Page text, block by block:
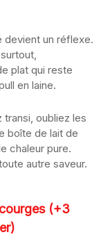
devient un réflexe.
plat qui reste
en laine.
oubliez les
boîte de lait de
chaleur pure.
autre saveur.
(+3